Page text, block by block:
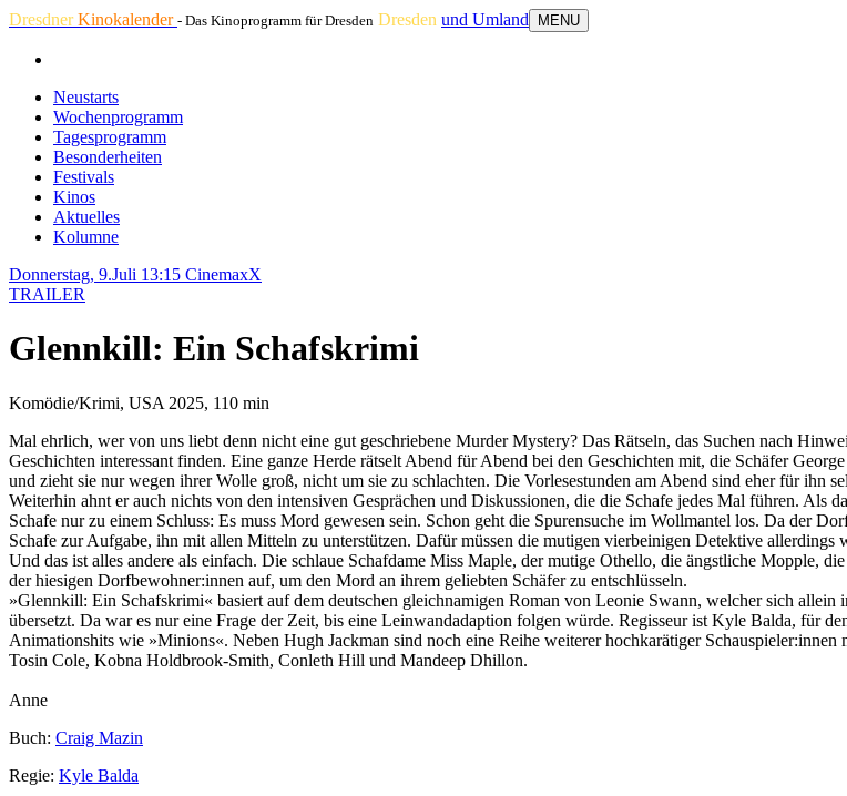
DresdnerKinokalender - Das Kinoprogramm für Dresden Dresden und Umland MENU
Neustarts
Wochenprogramm
Tagesprogramm
Besonderheiten
Festivals
Kinos
Aktuelles
Kolumne
Donnerstag, 9.Juli 13:15 CinemaxX
TRAILER
Glennkill: Ein Schafskrimi
Komödie/Krimi, USA 2025, 110 min
Mal ehrlich, wer von uns liebt denn nicht eine gut geschriebene Murder Mystery? Das Rätseln, das Suchen nach
Geschichten interessant finden. Eine ganze Herde rätselt Abend für Abend bei den Geschichten mit, die Schäfer
und zieht sie nur wegen ihrer Wolle groß, nicht um sie zu schlachten. Die Vorlesestunden am Abend sind eher für ihn
Weiterhin ahnt er auch nichts von den intensiven Gesprächen und Diskussionen, die die Schafe jedes Mal führen.
Schafe nur zu einem Schluss: Es muss Mord gewesen sein. Schon geht die Spurensuche im Wollmantel los. Da der
Schafe zur Aufgabe, ihn mit allen Mitteln zu unterstützen. Dafür müssen die mutigen vierbeinigen Detektive
Und das ist alles andere als einfach. Die schlaue Schafdame Miss Maple, der mutige Othello, die ängstliche Mopple,
der hiesigen Dorfbewohner:innen auf, um den Mord an ihrem geliebten Schäfer zu entschlüsseln.
»Glennkill: Ein Schafskrimi« basiert auf dem deutschen gleichnamigen Roman von Leonie Swann, welcher sich
übersetzt. Da war es nur eine Frage der Zeit, bis eine Leinwandadaption folgen würde. Regisseur ist Kyle Balda, für
Animationshits wie »Minions«. Neben Hugh Jackman sind noch eine Reihe weiterer hochkarätiger
Tosin Cole, Kobna Holdbrook‑Smith, Conleth Hill und Mandeep Dhillon.
Anne
Buch: Craig Mazin
Regie: Kyle Balda